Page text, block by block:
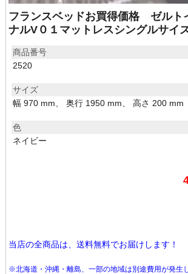
フランスベッドお買得価格 ゼルト
ナルV０１マットレスシングルサイ
商品番号
2520
サイズ
幅 970 mm、 奥行 1950 mm、 高さ 200 mm
色
ネイビー
当店の全商品は、送料無料でお届けします！
※北海道・沖縄・離島、一部の地域は別途費用が発生